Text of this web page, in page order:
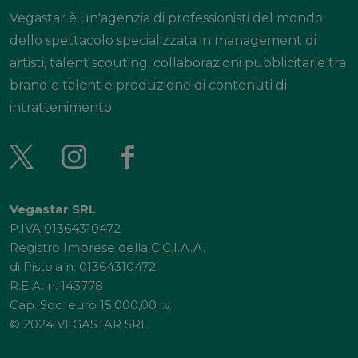
Vegastar è un'agenzia di professionisti del mondo
dello spettacolo specializzata in management di
artisti, talent scouting, collaborazioni pubblicitarie tra
brand e talent e produzione di contenuti di
intrattenimento.
Vegastar SRL
P.IVA 01364310472
Registro Imprese della C.C.I.A.A.
di Pistoia n. 01364310472
R.E.A. n. 143778
Cap. Soc. euro 15.000,00 i.v.
© 2024 VEGASTAR SRL